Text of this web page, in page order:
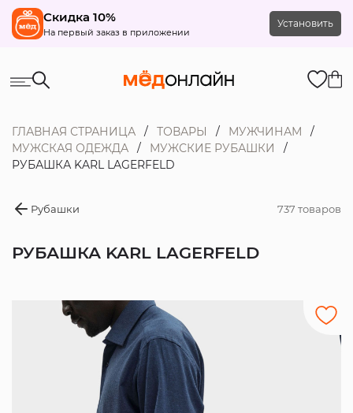
Скидка 10%
На первый заказ в приложении
Установить
ГЛАВНАЯ СТРАНИЦА ТОВАРЫ
МУЖЧИНАМ
МУЖСКАЯ ОДЕЖДА
МУЖСКИЕ РУБАШКИ
РУБАШКА KARL LAGERFELD
Рубашки 737 товаров
РУБАШКА KARL LAGERFELD